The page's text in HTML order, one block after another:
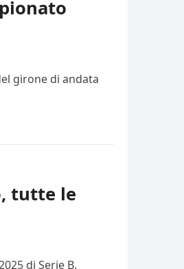
girone di andata
tutte le
di Serie B.